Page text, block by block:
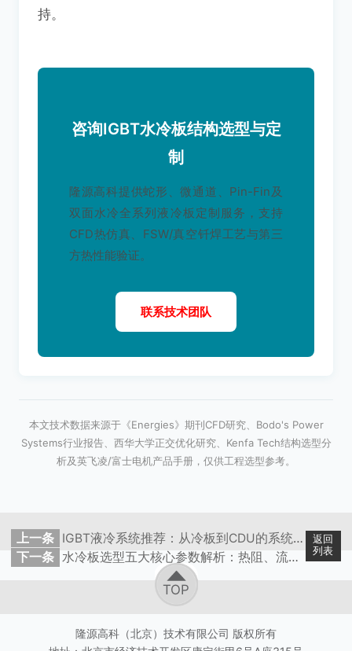
持。
咨询IGBT水冷板结构选型与定
制
隆源高科提供蛇形、微通道、Pin-Fin及
双面水冷全系列液冷板定制服务，支持
CFD热仿真、FSW/真空钎焊工艺与第三
方热性能验证。
联系技术团队
本文技术数据来源于《Energies》期刊CFD研究、Bodo's Power
Systems行业报告、西华大学正交优化研究、Kenfa Tech结构选型分
析及英飞凌/富士电机产品手册，仅供工程选型参考。
返回
列表
上一条 IGBT液冷系统推荐：从冷板到CDU的系统级选型方法论
下一条 水冷板选型五大核心参数解析：热阻、流阻与材料性能边界
TOP
隆源高科（北京）技术有限公司 版权所有